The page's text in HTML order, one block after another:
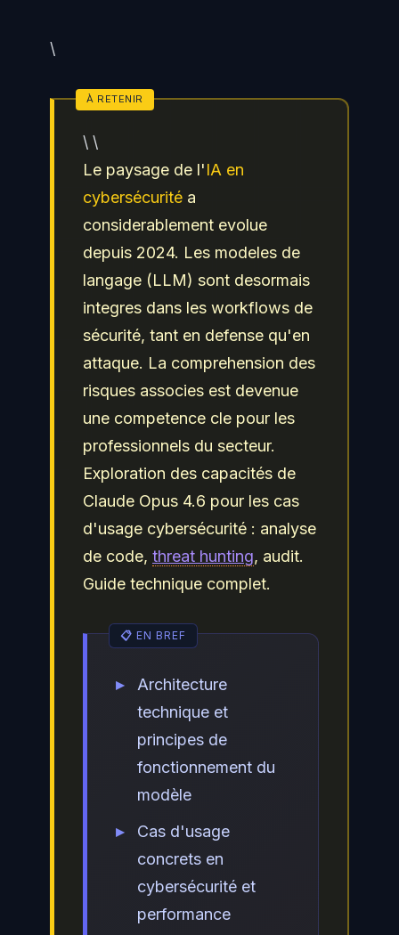
\
\ \
Le paysage de l'IA en
cybersécurité a
considerablement evolue
depuis 2024. Les modeles de
langage (LLM) sont desormais
integres dans les workflows de
sécurité, tant en defense qu'en
attaque. La comprehension des
risques associes est devenue
une competence cle pour les
professionnels du secteur.
Exploration des capacités de
Claude Opus 4.6 pour les cas
d'usage cybersécurité : analyse
de code, threat hunting, audit.
Guide technique complet.
Architecture
technique et
principes de
fonctionnement du
modèle
Cas d'usage
concrets en
cybersécurité et
performance